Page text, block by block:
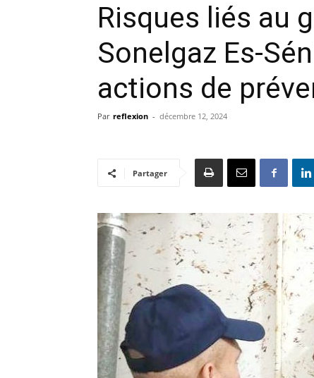
Risques liés au
Sonelgaz Es-
actions de
Par reflexion - décembre 12, 2024
Partager